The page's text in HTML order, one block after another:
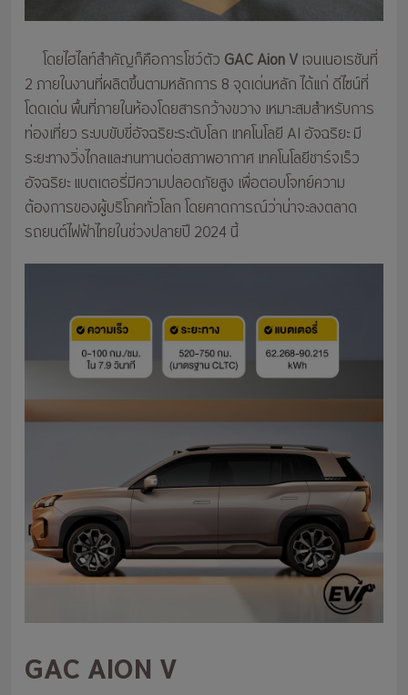
โดยไฮไลท์สำคัญก็คือการโชว์ตัว GAC Aion V เจนเนอเรชันที่
2 ภายในงานที่ผลิตขึ้นตามหลักการ 8 จุดเด่นหลัก ได้แก่ ดีไซน์ที่
โดดเด่น พื้นที่ภายในห้องโดยสารกว้างขวาง เหมาะสมสำหรับการ
ท่องเที่ยว ระบบขับขี่อัจฉริยะระดับโลก เทคโนโลยี AI อัจฉริยะ มี
ระยะทางวิ่งไกลและทนทานต่อสภาพอากาศ เทคโนโลยีชาร์จเร็ว
อัจฉริยะ แบตเตอรี่มีความปลอดภัยสูง เพื่อตอบโจทย์ความ
ต้องการของผู้บริโภคทั่วโลก โดยคาดการณ์ว่าน่าจะลงตลาด
รถยนต์ไฟฟ้าไทยในช่วงปลายปี 2024 นี้
GAC AION V